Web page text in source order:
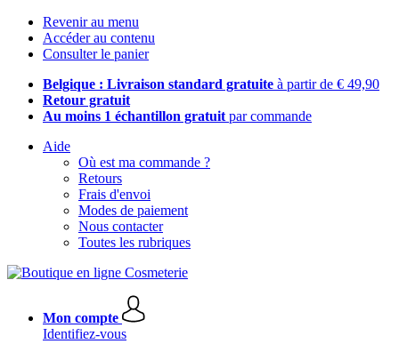
Revenir au menu
Accéder au contenu
Consulter le panier
Belgique : Livraison standard gratuite à partir de € 49,90
Retour gratuit
Au moins 1 échantillon gratuit par commande
Aide
Où est ma commande ?
Retours
Frais d'envoi
Modes de paiement
Nous contacter
Toutes les rubriques
Mon compte
Identifiez-vous